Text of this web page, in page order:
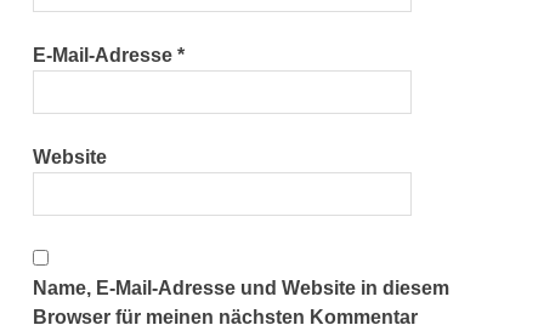
E-Mail-Adresse*
Website
Name, E-Mail-Adresse und Website in diesem
Browser für meinen nächsten Kommentar